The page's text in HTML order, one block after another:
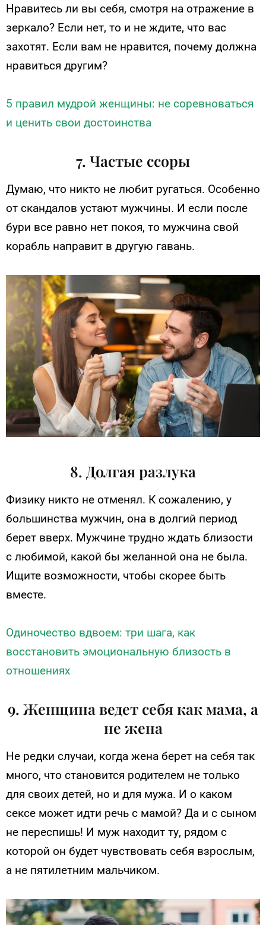
Нравитесь ли вы себя, смотря на отражение в
зеркало? Если нет, то и не ждите, что вас
захотят. Если вам не нравится, почему должна
нравиться другим?
5 правил мудрой женщины: не соревноваться
и ценить свои достоинства
7. Частые ссоры
Думаю, что никто не любит ругаться. Особенно
от скандалов устают мужчины. И если после
бури все равно нет покоя, то мужчина свой
корабль направит в другую гавань.
8. Долгая разлука
Физику никто не отменял. К сожалению, у
большинства мужчин, она в долгий период
берет вверх. Мужчине трудно ждать близости
с любимой, какой бы желанной она не была.
Ищите возможности, чтобы скорее быть
вместе.
Одиночество вдвоем: три шага, как
восстановить эмоциональную близость в
отношениях
9. Женщина ведет себя как мама, а
не жена
Не редки случаи, когда жена берет на себя так
много, что становится родителем не только
для своих детей, но и для мужа. И о каком
сексе может идти речь с мамой? Да и с сыном
не переспишь! И муж находит ту, рядом с
которой он будет чувствовать себя взрослым,
а не пятилетним мальчиком.